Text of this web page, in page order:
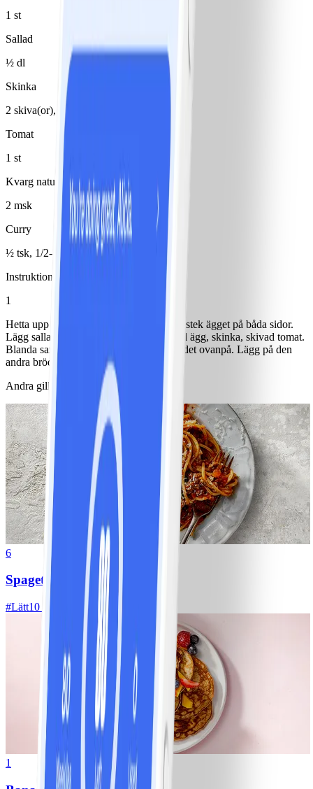
1 st
Sallad
½ dl
Skinka
2 skiva(or), kokt
Tomat
1 st
Kvarg naturell 1%
2 msk
Curry
½ tsk, 1/2-1 tsk
Instruktioner
1
Hetta upp margarinet i en stekpanna och stek ägget på båda sidor.
Lägg sallad på en brödskiva. Fyll på med ägg, skinka, skivad tomat.
Blanda samman kvarg och curry, klicka det ovanpå. Lägg på den
andra brödskivan och servera.
Andra gillade också
6
Spagetti med köttfärssås
#Lätt10 MIN
1